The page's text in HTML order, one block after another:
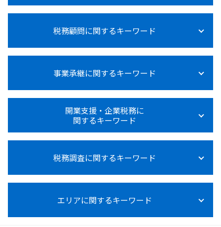
法人税 計算
法人税 支払時期
法人税 申告期限
法人税 納税証明書
法人税法施行令
法人税 申告
法人税 不動産売却
法人税等調整額
法人税 納付
法人税 大企業 中小企業
法人税率
法人税 税率
法人税 税理士
法人税 節税対策
所得税 内訳 住民税
所得税
所得税 申告漏れ
所得税 売上
所得税 確定申告
所得税 上乗せ
所得税法施行令
所得税 0円 確定申告
所得税 って
所得税法
所得税 0円 理由
所得税法基本通達
医療費控除 確定申告 やり方
所得税 0円 確定申告 住民税
税務顧問に関するキーワード
給与計算 委託
税務顧問とは
税理士 記帳代行とは
給与計算 ミス 防止
給与計算 源泉徴収
税務顧問 記帳代行
税務顧問 必要
税理士 記帳代行 領収書
事業承継に関するキーワード
事業承継 コンサルティング
事業承継 m&a 補助金
m&a メリット デメリット
事業承継 個人事業主
事業承継 相続対策
事業承継税制 わかりやすく
事業承継
事業承継 m&a 違い
事業承継 m&a
開業支援・企業税務に
関するキーワード
資金調達 個人投資家
資金調達 追加融資
資金調達 方法 起業
資金調達 方法 株式
税務調査に関するキーワード
税務調査 いつ入る
エリアに関するキーワード